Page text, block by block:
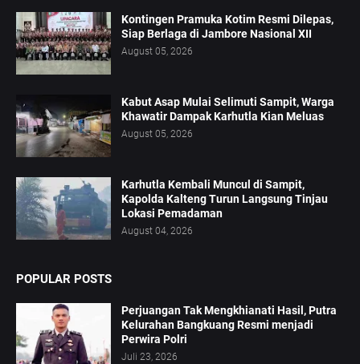
Kontingen Pramuka Kotim Resmi Dilepas,
Siap Berlaga di Jambore Nasional XII
August 05, 2026
Kabut Asap Mulai Selimuti Sampit, Warga
Khawatir Dampak Karhutla Kian Meluas
August 05, 2026
Karhutla Kembali Muncul di Sampit,
Kapolda Kalteng Turun Langsung Tinjau
Lokasi Pemadaman
August 04, 2026
POPULAR POSTS
Perjuangan Tak Mengkhianati Hasil, Putra
Kelurahan Bangkuang Resmi menjadi
Perwira Polri
Juli 23, 2026